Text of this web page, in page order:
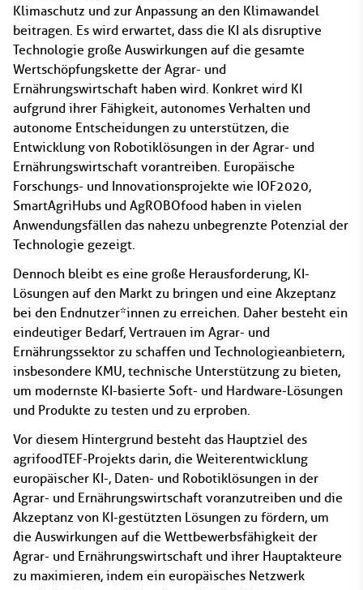
Klimaschutz und zur Anpassung an den Klimawandel
beitragen. Es wird erwartet, dass die KI als disruptive
Technologie große Auswirkungen auf die gesamte
Wertschöpfungskette der Agrar- und
Ernährungswirtschaft haben wird. Konkret wird KI
aufgrund ihrer Fähigkeit, autonomes Verhalten und
autonome Entscheidungen zu unterstützen, die
Entwicklung von Robotiklösungen in der Agrar- und
Ernährungswirtschaft vorantreiben. Europäische
Forschungs- und Innovationsprojekte wie IOF2020,
SmartAgriHubs und AgROBOfood haben in vielen
Anwendungsfällen das nahezu unbegrenzte Potenzial der
Technologie gezeigt.
Dennoch bleibt es eine große Herausforderung, KI-
Lösungen auf den Markt zu bringen und eine Akzeptanz
bei den Endnutzer*innen zu erreichen. Daher besteht ein
eindeutiger Bedarf, Vertrauen im Agrar- und
Ernährungssektor zu schaffen und Technologieanbietern,
insbesondere KMU, technische Unterstützung zu bieten,
um modernste KI-basierte Soft- und Hardware-Lösungen
und Produkte zu testen und zu erproben.
Vor diesem Hintergrund besteht das Hauptziel des
agrifoodTEF-Projekts darin, die Weiterentwicklung
europäischer KI-, Daten- und Robotiklösungen in der
Agrar- und Ernährungswirtschaft voranzutreiben und die
Akzeptanz von KI-gestützten Lösungen zu fördern, um
die Auswirkungen auf die Wettbewerbsfähigkeit der
Agrar- und Ernährungswirtschaft und ihrer Hauptakteure
zu maximieren, indem ein europäisches Netzwerk